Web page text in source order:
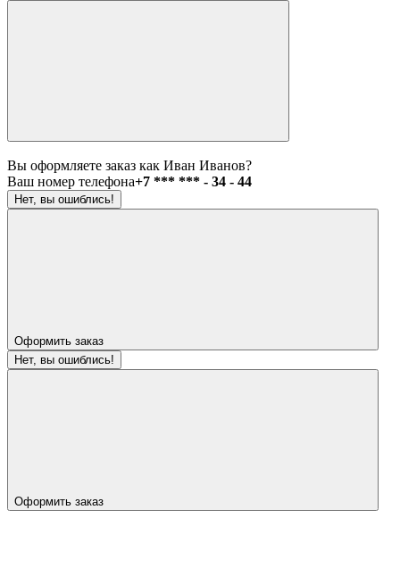
Вы оформляете заказ как Иван Иванов?
Ваш номер телефона+7 *** *** - 34 - 44
Нет, вы ошиблись!
Оформить заказ
Нет, вы ошиблись!
Оформить заказ